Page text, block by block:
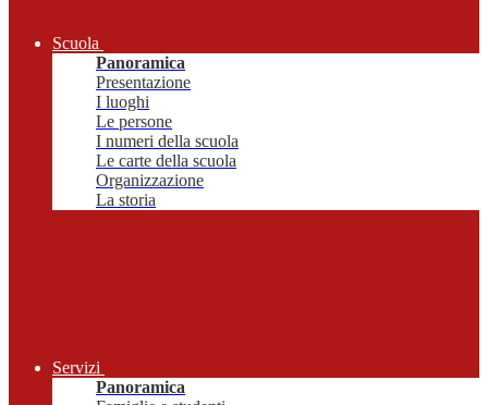
Scuola
Panoramica
Presentazione
I luoghi
Le persone
I numeri della scuola
Le carte della scuola
Organizzazione
La storia
Servizi
Panoramica